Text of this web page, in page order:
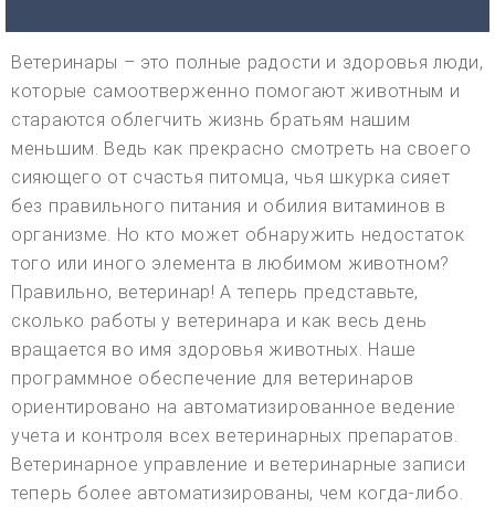
Ветеринары – это полные радости и здоровья люди,
которые самоотверженно помогают животным и
стараются облегчить жизнь братьям нашим
меньшим. Ведь как прекрасно смотреть на своего
сияющего от счастья питомца, чья шкурка сияет
без правильного питания и обилия витаминов в
организме. Но кто может обнаружить недостаток
того или иного элемента в любимом животном?
Правильно, ветеринар! А теперь представьте,
сколько работы у ветеринара и как весь день
вращается во имя здоровья животных. Наше
программное обеспечение для ветеринаров
ориентировано на автоматизированное ведение
учета и контроля всех ветеринарных препаратов.
Ветеринарное управление и ветеринарные записи
теперь более автоматизированы, чем когда-либо.